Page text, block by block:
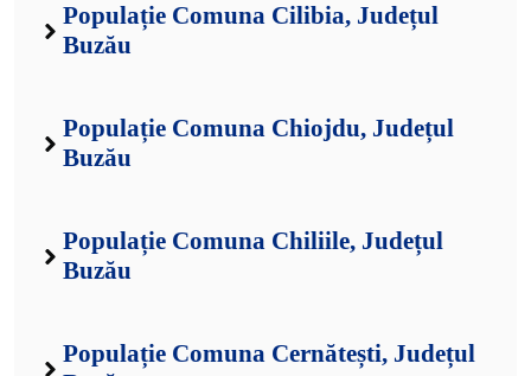
Populație Comuna Cilibia, Județul
Buzău
Populație Comuna Chiojdu, Județul
Buzău
Populație Comuna Chiliile, Județul
Buzău
Populație Comuna Cernătești, Județul